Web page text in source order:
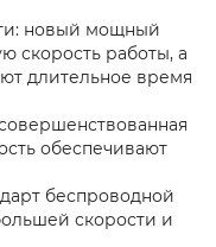
новый мощный
скорость работы, а
длительное время
обеспечивают
беспроводной
скорости и